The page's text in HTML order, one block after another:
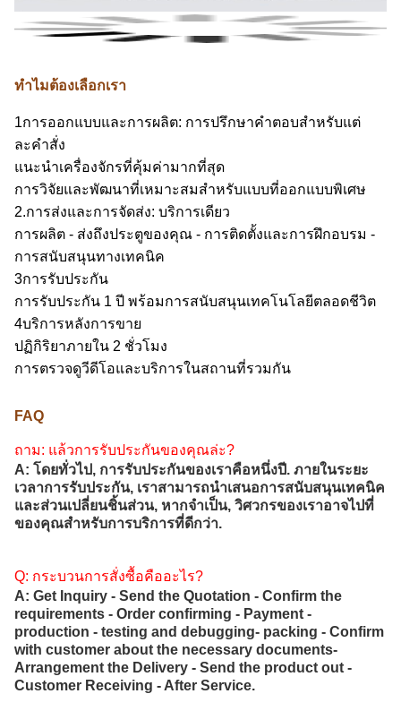
ทําไมต้องเลือกเรา
1การออกแบบและการผลิต: การปรึกษาคําตอบสําหรับแต่
ละคําสั่ง
แนะนําเครื่องจักรที่คุ้มค่ามากที่สุด
การวิจัยและพัฒนาที่เหมาะสมสําหรับแบบที่ออกแบบพิเศษ
2.การส่งและการจัดส่ง: บริการเดียว
การผลิต - ส่งถึงประตูของคุณ - การติดตั้งและการฝึกอบรม -
การสนับสนุนทางเทคนิค
3การรับประกัน
การรับประกัน 1 ปี พร้อมการสนับสนุนเทคโนโลยีตลอดชีวิต
4บริการหลังการขาย
ปฏิกิริยาภายใน 2 ชั่วโมง
การตรวจดูวีดีโอและบริการในสถานที่รวมกัน
FAQ
ถาม: แล้วการรับประกันของคุณล่ะ?
A: โดยทั่วไป, การรับประกันของเราคือหนึ่งปี. ภายในระยะ
เวลาการรับประกัน, เราสามารถนําเสนอการสนับสนุนเทคนิค
และส่วนเปลี่ยนชิ้นส่วน, หากจําเป็น, วิศวกรของเราอาจไปที่
ของคุณสําหรับการบริการที่ดีกว่า.
Q: กระบวนการสั่งซื้อคืออะไร?
A: Get Inquiry - Send the Quotation - Confirm the
requirements - Order confirming - Payment -
production - testing and debugging- packing - Confirm
with customer about the necessary documents-
Arrangement the Delivery - Send the product out -
Customer Receiving - After Service.